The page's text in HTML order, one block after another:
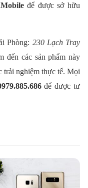
để được sở hữu
Phòng: 230 Lạch Tray
đến các sản phẩm này
trải nghiệm thực tế. Mọi
để được tư